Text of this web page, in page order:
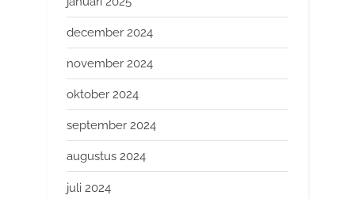
december 2024
november 2024
oktober 2024
september 2024
augustus 2024
juli 2024